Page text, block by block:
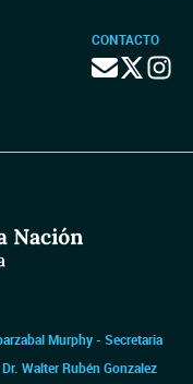
CONTACTO
Murphy - Secretaria
Dr. Walter Rubén Gonzalez